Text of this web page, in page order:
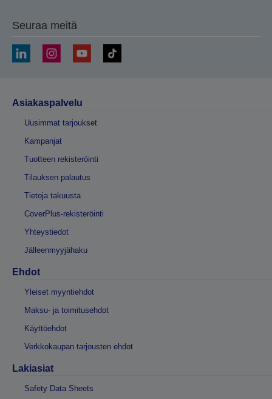
Seuraa meitä
Asiakaspalvelu
Uusimmat tarjoukset
Kampanjat
Tuotteen rekisteröinti
Tilauksen palautus
Tietoja takuusta
CoverPlus-rekisteröinti
Yhteystiedot
Jälleenmyyjähaku
Ehdot
Yleiset myyntiehdot
Maksu- ja toimitusehdot
Käyttöehdot
Verkkokaupan tarjousten ehdot
Lakiasiat
Safety Data Sheets